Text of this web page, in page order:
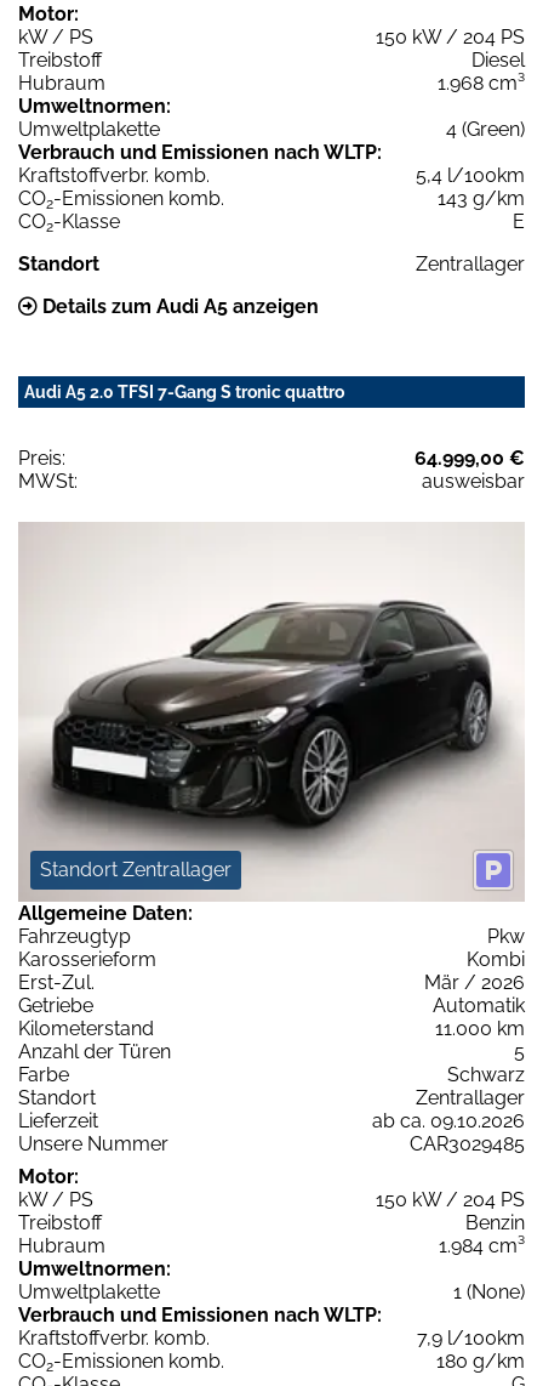
Motor:
kW / PS
150 kW / 204 PS
Treibstoff
Diesel
Hubraum
1.968 cm³
Umweltnormen:
Umweltplakette
4 (Green)
Verbrauch und Emissionen nach WLTP:
Kraftstoffverbr. komb.
5,4 l/100km
CO2-Emissionen komb.
143 g/km
CO2-Klasse
E
Standort
Zentrallager
Details zum Audi A5 anzeigen
Audi A5 2.0 TFSI 7-Gang S tronic quattro
Preis:
64.999,00 €
MWSt:
ausweisbar
Standort Zentrallager
Allgemeine Daten:
Fahrzeugtyp
Pkw
Karosserieform
Kombi
Erst-Zul.
Mär / 2026
Getriebe
Automatik
Kilometerstand
11.000 km
Anzahl der Türen
5
Farbe
Schwarz
Standort
Zentrallager
Lieferzeit
ab ca. 09.10.2026
Unsere Nummer
CAR3029485
Motor:
kW / PS
150 kW / 204 PS
Treibstoff
Benzin
Hubraum
1.984 cm³
Umweltnormen:
Umweltplakette
1 (None)
Verbrauch und Emissionen nach WLTP:
Kraftstoffverbr. komb.
7,9 l/100km
CO2-Emissionen komb.
180 g/km